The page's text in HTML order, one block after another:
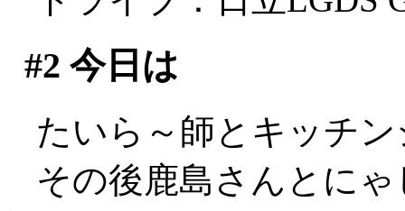
#2 今日は
たいら～師とキッチ
その後鹿島さんとに